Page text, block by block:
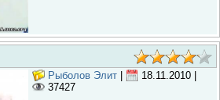
Рыболов Элит 18.11.2010
37427